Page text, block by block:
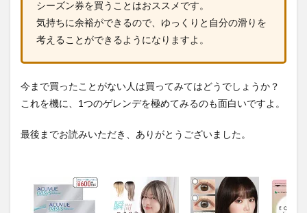
シーズン券を買うことはおススメです。
気持ちに余裕ができるので、ゆっくりと自分の滑りを
考えることができるようになりますよ。
今まで買ったことがない人は買ってみてはどうでしょうか？
これを機に、1つのゲレンデを極めてみるのも面白いですよ。
最後までお読みいただき、ありがとうございました。